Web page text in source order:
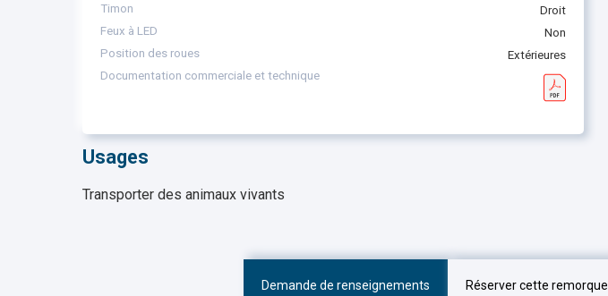
Timon
Droit
Feux à LED
Non
Position des roues
Extérieures
Documentation commerciale et technique
Usages
Transporter des animaux vivants
Demande de renseignements Réserver cette remorque